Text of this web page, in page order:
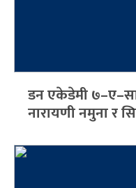
डन एकेडेमी
नारायणी नमुना र